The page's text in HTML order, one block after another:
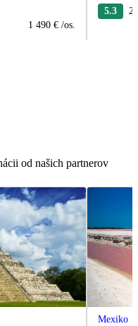
1 490 € /os.
5.3
od našich partnerov
Mexiko